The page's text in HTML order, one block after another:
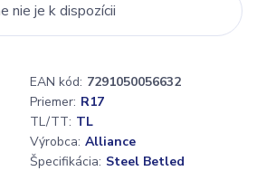
nie je k dispozícii
EAN kód: 7291050056632
Priemer: R17
TL/TT: TL
Výrobca: Alliance
Špecifikácia: Steel Betled